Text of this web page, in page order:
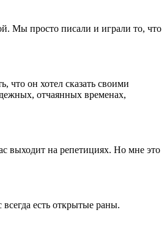
Мы просто писали и играли то, что
что он хотел сказать своими
отчаянных временах,
выходит на репетициях. Но мне это
есть открытые раны.